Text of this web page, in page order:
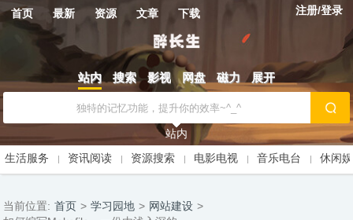
首页 最新 资源 文章 下载 注册/登录
站内 搜索 影视 网盘 磁力 展开
站内
生活服务
资讯阅读 资源搜索 电影电视 音乐电台 休闲
当前位置: 首页 > 学习园地 > 网站建设 >